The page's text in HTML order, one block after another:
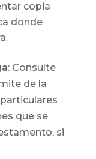
copia
donde
: Consulte
de la
que se
si